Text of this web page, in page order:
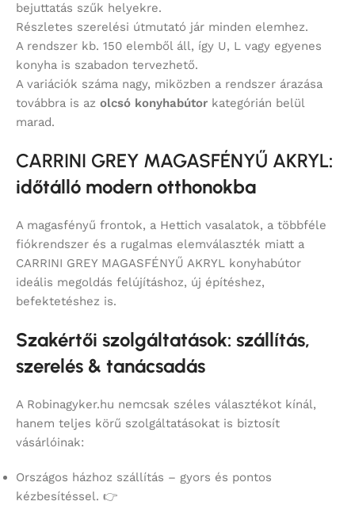
bejuttatás szűk helyekre.
Részletes szerelési útmutató jár minden elemhez.
A rendszer kb. 150 elemből áll, így U, L vagy egyenes
konyha is szabadon tervezhető.
A variációk száma nagy, miközben a rendszer árazása
továbbra is az olcsó konyhabútor kategórián belül
marad.
CARRINI GREY MAGASFÉNYŰ AKRYL:
időtálló modern otthonokba
A magasfényű frontok, a Hettich vasalatok, a többféle
fiókrendszer és a rugalmas elemválaszték miatt a
CARRINI GREY MAGASFÉNYŰ AKRYL konyhabútor
ideális megoldás felújításhoz, új építéshez,
befektetéshez is.
Szakértői szolgáltatások: szállítás,
szerelés & tanácsadás
A Robinagyker.hu nemcsak széles választékot kínál,
hanem teljes körű szolgáltatásokat is biztosít
vásárlóinak:
Országos házhoz szállítás – gyors és pontos
kézbesítéssel. 👉